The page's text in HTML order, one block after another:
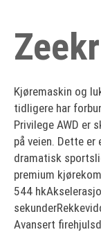
Kjøremaskin og
tidligere har
Privilege AWD er
på veien. Dette
dramatisk
premium
544
Avansert